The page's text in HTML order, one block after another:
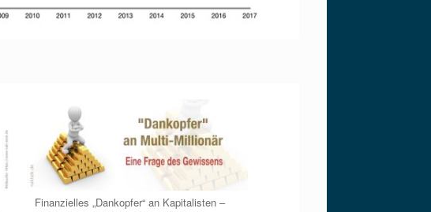
Finanzielles „Dankopfer“ an Kapitalisten –